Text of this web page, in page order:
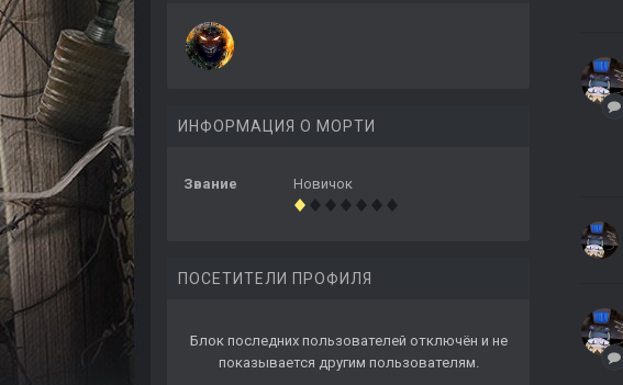
ИНФОРМАЦИЯ О МОРТИ
Звание Новичок
ПОСЕТИТЕЛИ ПРОФИЛЯ
Блок последних пользователей отключён и не
показывается другим пользователям.